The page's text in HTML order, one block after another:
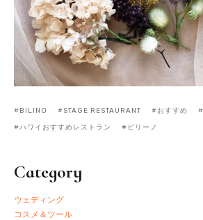
BILINO STAGE RESTAURANT おすすめ
ハワイおすすめレストラン
ビリーノ
Category
ウェディング
コスメ＆ツール